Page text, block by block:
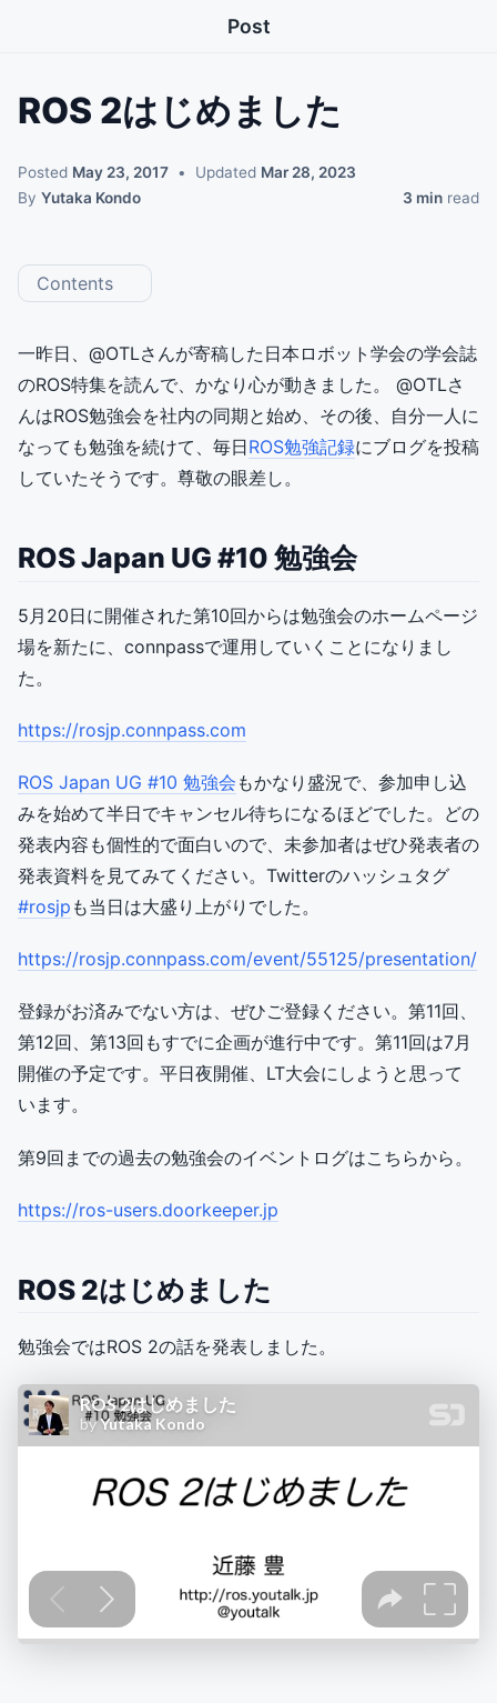
Post
ROS 2はじめました
Posted May 23, 2017 Updated Mar 28, 2023
By Yutaka Kondo 3 min read
Contents
一昨日、@OTLさんが寄稿した日本ロボット学会の学会誌
のROS特集を読んで、かなり心が動きました。 @OTLさ
んはROS勉強会を社内の同期と始め、その後、自分一人に
なっても勉強を続けて、毎日ROS勉強記録にブログを投稿
していたそうです。尊敬の眼差し。
ROS Japan UG #10 勉強会
5月20日に開催された第10回からは勉強会のホームページ
場を新たに、connpassで運用していくことになりまし
た。
https://rosjp.connpass.com
ROS Japan UG #10 勉強会 もかなり盛況で、参加申し込
みを始めて半日でキャンセル待ちになるほどでした。どの
発表内容も個性的で面白いので、未参加者はぜひ発表者の
発表資料を見てみてください。Twitterのハッシュタグ
#rosjp も当日は大盛り上がりでした。
https://rosjp.connpass.com/event/55125/presentation/
登録がお済みでない方は、ぜひご登録ください。第11回、
第12回、第13回もすでに企画が進行中です。第11回は7月
開催の予定です。平日夜開催、LT大会にしようと思って
います。
第9回までの過去の勉強会のイベントログはこちらから。
https://ros-users.doorkeeper.jp
ROS 2はじめました
勉強会ではROS 2の話を発表しました。